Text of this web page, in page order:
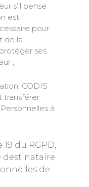
s’il pense
est
pour
de la
ses
;
CODIS
transférer
à
du RGPD,
destinataire
de